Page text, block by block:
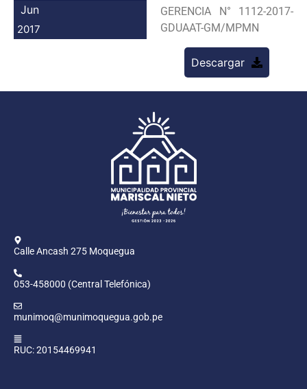
Programas
Jun
2017
GERENCIA N° 1112-2017-
GDUAAT-GM/MPMN
Descargar
Calle Ancash 275 Moquegua
053-458000 (Central Telefónica)
munimoq@munimoquegua.gob.pe
RUC: 20154469941